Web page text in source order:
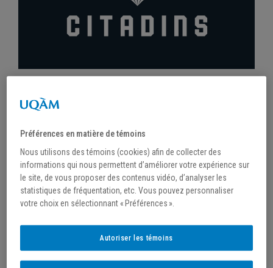
/16 août 2021
NOUVELLE IDENTITÉ
Préférences en matière de témoins
Nous utilisons des témoins (cookies) afin de collecter des
informations qui nous permettent d’améliorer votre expérience sur
le site, de vous proposer des contenus vidéo, d’analyser les
statistiques de fréquentation, etc. Vous pouvez personnaliser
votre choix en sélectionnant « Préférences ».
Autoriser les témoins